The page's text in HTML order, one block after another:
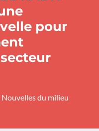
pour
Nouvelles du milieu